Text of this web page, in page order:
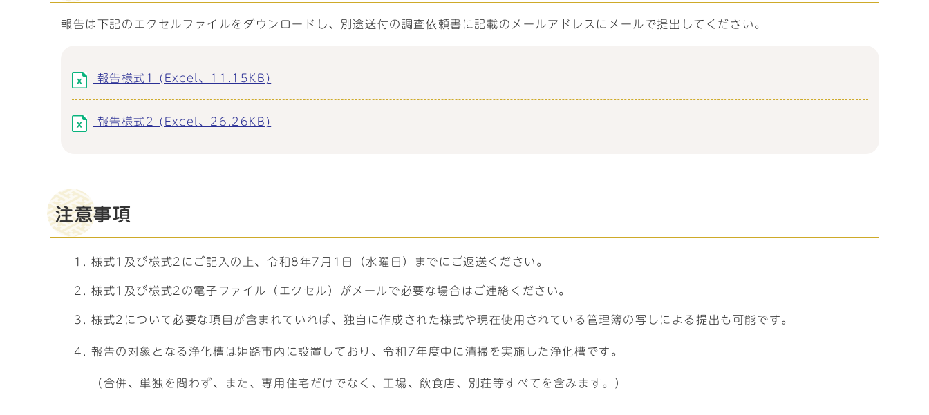
報告は下記のエクセルファイルをダウンロードし、別途送付の調査依頼書に記載のメールアドレスにメールで提出してください。
報告様式1 (Excel、11.15KB)
報告様式2 (Excel、26.26KB)
注意事項
様式1及び様式2にご記入の上、令和8年7月1日（水曜日）までにご返送ください。
様式1及び様式2の電子ファイル（エクセル）がメールで必要な場合はご連絡ください。
様式2について必要な項目が含まれていれば、独自に作成された様式や現在使用されている管理簿の写しによる提出も可能です。
報告の対象となる浄化槽は姫路市内に設置しており、令和7年度中に清掃を実施した浄化槽です。
（合併、単独を問わず、また、専用住宅だけでなく、工場、飲食店、別荘等すべてを含みます。）